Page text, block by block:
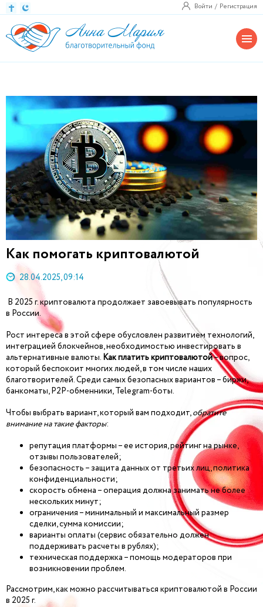
Войти Регистрация
Как помогать криптовалютой
28.04.2025, 09:14
В 2025 г. криптовалюта продолжает завоевывать популярность
в России.
Рост интереса в этой сфере обусловлен развитием технологий,
интеграцией блокчейнов, необходимостью инвестировать в
альтернативные валюты. Как платить криптовалютой– вопрос,
который беспокоит многих людей, в том числе наших
благотворителей. Среди самых безопасных вариантов – биржи,
банкоматы, P2P-обменники, Telegram-боты.
Чтобы выбрать вариант, который вам подходит,обратите
внимание на такие факторы:
репутация платформы – ее история, рейтинг на рынке,
отзывы пользователей;
безопасность – защита данных от третьих лиц, политика
конфиденциальности;
скорость обмена – операция должна занимать не более
нескольких минут;
ограничения – минимальный и максимальный размер
сделки, сумма комиссии;
варианты оплаты (сервис обязательно должен
поддерживать расчеты в рублях);
техническая поддержка – помощь модераторов при
возникновении проблем.
Рассмотрим, как можно рассчитываться криптовалютой в России
в 2025 г.